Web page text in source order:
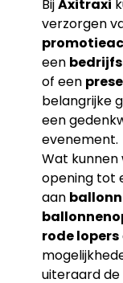
BijAxitraxi
verzorgen
een
of een
belangrijke
een
evenement.
Wat kunnen
opening tot
aan
rode lopers
uiteraard de